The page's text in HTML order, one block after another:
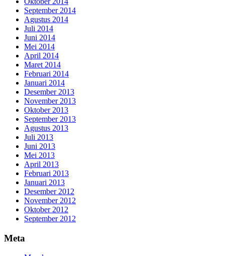
September 2014
Agustus 2014
Juli 2014
Juni 2014
Mei 2014
April 2014
Maret 2014
Februari 2014
Januari 2014
Desember 2013
November 2013
Oktober 2013
September 2013
Agustus 2013
Juli 2013
Juni 2013
Mei 2013
April 2013
Februari 2013
Januari 2013
Desember 2012
November 2012
Oktober 2012
September 2012
Meta